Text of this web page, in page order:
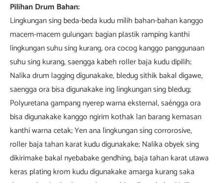
Pilihan Drum Bahan:
Lingkungan sing beda-beda kudu milih bahan-bahan kanggo
macem-macem gulungan: bagian plastik ramping kanthi
lingkungan suhu sing kurang, ora cocog kanggo panggunaan
suhu sing kurang, saengga kabeh roller baja kudu dipilih;
Nalika drum lagging digunakake, bledug sithik bakal digawe,
saengga ora bisa digunakake ing lingkungan sing bledug;
Polyuretana gampang nyerep warna eksternal, saéngga ora
bisa digunakake kanggo ngirim kothak lan barang kemasan
kanthi warna cetak; Yen ana lingkungan sing corrorosive,
roller baja tahan karat kudu digunakake; Nalika obyek sing
dikirimake bakal nyebabake gendhing, baja tahan karat utawa
keras plating krom kudu digunakake amarga kurang saka